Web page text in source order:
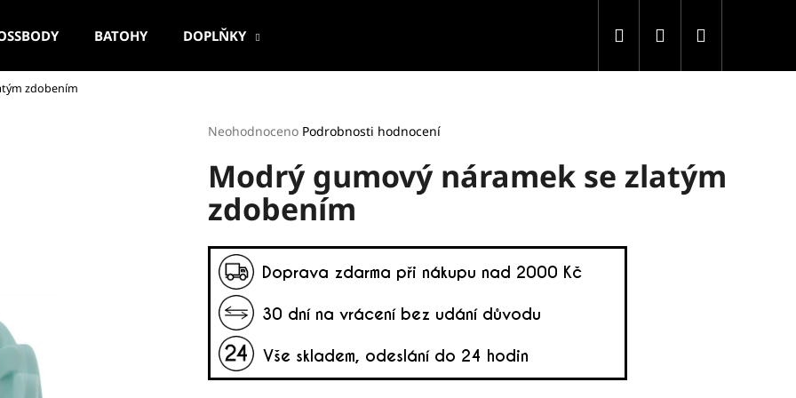
BATOHY DOPLŇKY Hledat Přihlášení
zdobením
Průměrné
produktu
je
z
hvězdiček.
Neohodnoceno Podrobnosti hodnocení
Modrý gumový náramek se zlatým
zdobením
Co potřebujete najít?
HLEDAT